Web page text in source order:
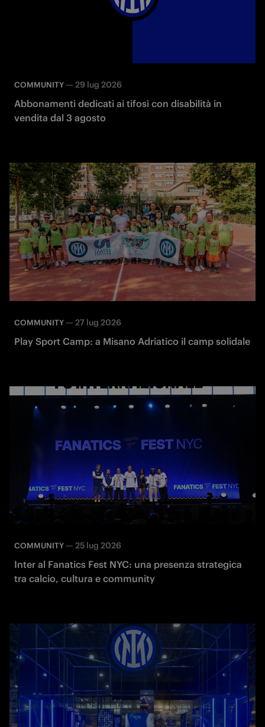
COMMUNITY — 29 lug 2026
Abbonamenti dedicati ai tifosi con disabilità in
vendita dal 3 agosto
COMMUNITY — 27 lug 2026
Play Sport Camp: a Misano Adriatico il camp solidale
COMMUNITY — 25 lug 2026
Inter al Fanatics Fest NYC: una presenza strategica
tra calcio, cultura e community